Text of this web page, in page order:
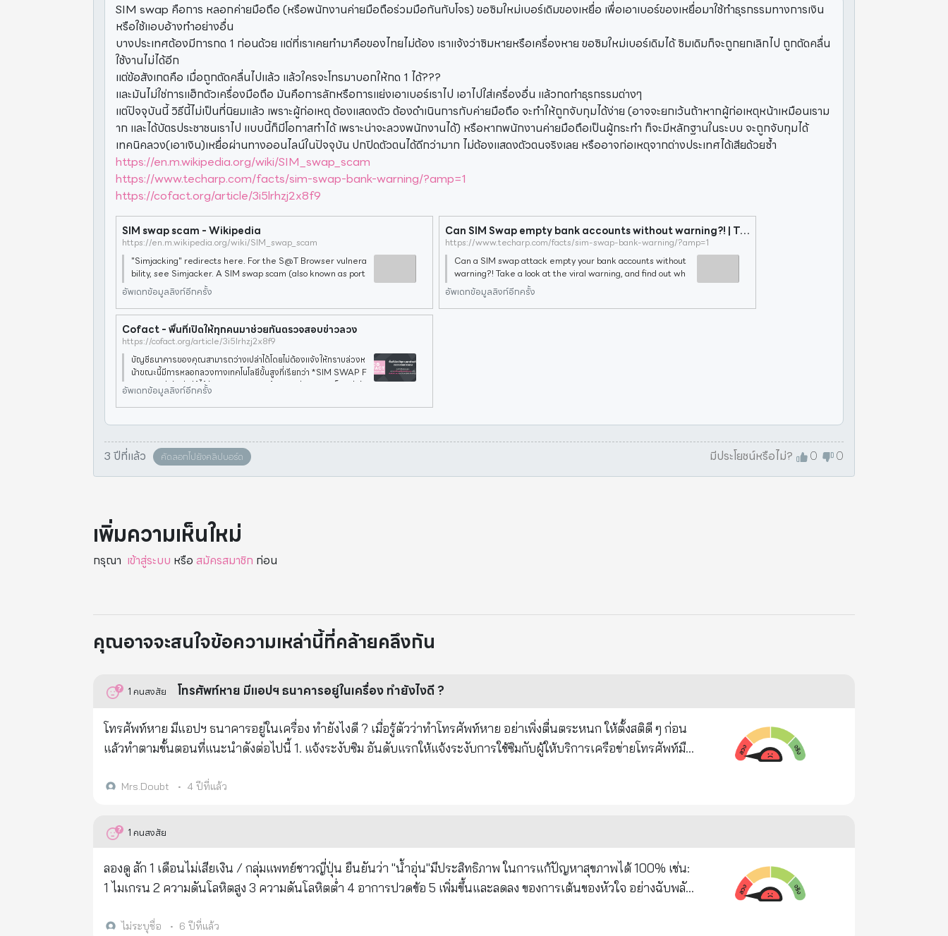
SIM swap คือการ หลอกค่ายมือถือ (หรือพนักงานค่ายมือถือร่วมมือกันกับโจร) ขอซิมใหม่เบอร์เดิมของเหยื่อ เพื่อเอาเบอร์ของเหยื่อมาใช้ทำธุรกรรมทางการเงิน
หรือใช้แอบอ้างทำอย่างอื่น
บางประเทศต้องมีการกด 1 ก่อนด้วย แต่ที่เราเคยทำมาคือของไทยไม่ต้อง เราแจ้งว่าซิมหายหรือเครื่องหาย ขอซิมใหม่เบอร์เดิมได้ ซิมเดิมก็จะถูกยกเลิกไป ถูกตัดคลื่น
ใช้งานไม่ได้อีก
แต่ข้อสังเกตคือ เมื่อถูกตัดคลื่นไปแล้ว แล้วใครจะโทรมาบอกให้กด 1 ได้???
และมันไม่ใช่การแฮ็กตัวเครื่องมือถือ มันคือการลักหรือการแย่งเอาเบอร์เราไป เอาไปใส่เครื่องอื่น แล้วกดทำธุรกรรมต่างๆ
แต่ปัจจุบันนี้ วิธีนี้ไม่เป็นที่นิยมแล้ว เพราะผู้ก่อเหตุ ต้องแสดงตัว ต้องดำเนินการกับค่ายมือถือ จะทำให้ถูกจับกุมได้ง่าย (อาจจะยกเว้นถ้าหากผู้ก่อเหตุหน้าเหมือนเราม
าก และได้บัตรประชาชนเราไป แบบนี้ก็มีโอกาสทำได้ เพราะน่าจะลวงพนักงานได้) หรือหากพนักงานค่ายมือถือเป็นผู้กระทำ ก็จะมีหลักฐานในระบบ จะถูกจับกุมได้
เทคนิคลวง(เอาเงิน)เหยื่อผ่านทางออนไลน์ในปัจจุบัน ปกปิดตัวตนได้ดีกว่ามาก ไม่ต้องแสดงตัวตนจริงเลย หรืออาจก่อเหตุจากต่างประเทศได้เสียด้วยซ้ำ
https://en.m.wikipedia.org/wiki/SIM_swap_scam
https://www.techarp.com/facts/sim-swap-bank-warning/?amp=1
https://cofact.org/article/3i5lrhzj2x8f9
SIM swap scam - Wikipedia
https://en.m.wikipedia.org/wiki/SIM_swap_scam
"Simjacking" redirects here. For the S@T Browser vulnera
bility, see Simjacker. A SIM swap scam (also known as port
-out scam, SIM splitting, Smishing[1] and simjacking, SIM s
wapping)[2] is a type of a
อัพเดทข้อมูลลิงก์อีกครั้ง
Can SIM Swap empty bank accounts without warning?! | Tech ARP
https://www.techarp.com/facts/sim-swap-bank-warning/?amp=1
Can a SIM swap attack empty your bank accounts without
warning?! Take a look at the viral warning, and find out wh
at the facts really are! Updated @ 2023-03-03 : Added s
ome additional details Original
อัพเดทข้อมูลลิงก์อีกครั้ง
Cofact - พื้นที่เปิดให้ทุกคนมาช่วยกันตรวจสอบข่าวลวง
https://cofact.org/article/3i5lrhzj2x8f9
บัญชีธนาคารของคุณสามารถว่างเปล่าได้โดยไม่ต้องแจ้งให้ทราบล่วงห
น้าขณะนี้มีการหลอกลวงทางเทคโนโลยีขั้นสูงที่เรียกว่า *SIM SWAP F
RAUD* ว่ากันว่ามีผู้ได้รับผลกระทบหลายร้อยคน จู่ๆ พวกเขาก็พบว่าบั
ญชีธนาคารของ
อัพเดทข้อมูลลิงก์อีกครั้ง
3 ปีที่แล้ว คัดลอกไปยังคลิปบอร์ด มีประโยชน์หรือไม่? 0 0
เพิ่มความเห็นใหม่
กรุณา เข้าสู่ระบบ หรือ สมัครสมาชิก ก่อน
คุณอาจจะสนใจข้อความเหล่านี้ที่คล้ายคลึงกัน
1 คนสงสัย โทรศัพท์หาย มีแอปฯ ธนาคารอยู่ในเครื่อง ทำยังไงดี ?
โทรศัพท์หาย มีแอปฯ ธนาคารอยู่ในเครื่อง ทำยังไงดี ? เมื่อรู้ตัวว่าทำโทรศัพท์หาย อย่าเพิ่งตื่นตระหนก ให้ตั้งสติดี ๆ ก่อน
แล้วทำตามขั้นตอนที่แนะนำดังต่อไปนี้ 1. แจ้งระงับซิม อันดับแรกให้แจ้งระงับการใช้ซิมกับผู้ให้บริการเครือข่ายโทรศัพท์มือ
สามารถใช้งานได้ไปด้วย โดยสามารถติดต่อ Call Center ของแต่ละเครือข่ายได้ที่เบอร์ดังนี้ AIS โทร. 1175 DTAC โทร.
ในโทรศัพท์ว่าทำโทรศัพท์หาย ต้องการระงับบริการออนไลน์หรือ Mobile Banking ทั้งหมด โดยที่ยังคงสามารถทำธุรกรรม
ธนาคารได้ที่เบอร์ดังนี้ ธนาคารกรุงเทพ โทร. 1333 ธนาคารกรุงไทย โทร. 0-2111-1111 ธนาคารกรุงศรีอยุธยา โทร. 1572
ธนาคารกสิกรไทย โทร. 0-2888-8888 ธนาคารเกียรตินาคินภัทร โทร. 0-2165-5555 ธนาคารซีไอเอ็มบี ไทย โทร. 0-
2777-7777 ธนาคารยูโอบี โทร. 0-2285-1555 ธนาคารแลนด์ แอนด์ เฮ้าส์ โทร. 1327 ธนาคารสแตนดาร์ดชาร์เตอร์ด
Mrs.Doubt • 4 ปีที่แล้ว
1 คนสงสัย
ลองดู สัก 1 เดือนไม่เสียเงิน / กลุ่มแพทย์ชาวญี่ปุ่น ยืนยันว่า "น้ำอุ่น"มีประสิทธิภาพ ในการแก้ปัญหาสุขภาพได้ 100% เช่น:
1 ไมเกรน 2 ความดันโลหิตสูง 3 ความดันโลหิตต่ำ 4 อาการปวดข้อ 5 เพิ่มขึ้นและลดลง ของการเต้นของหัวใจ อย่างฉับพลัน
13โรคที่เกี่ยวข้องกับมดลูกและปัสสาวะ 14 ปัญหาในกระเพาะอาหาร 15 การย่อยอาหารไม่ดี 16 โรคที่เกี่ยวข้องกับดวงตา หู
ไม่ระบุชื่อ • 6 ปีที่แล้ว